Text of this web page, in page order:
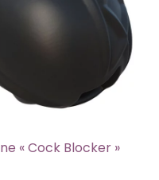
« Cock Blocker »